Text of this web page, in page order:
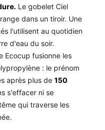
Le gobelet Ciel
dans un tiroir. Une
l'utilisent au quotidien
d'eau du soir.
Ecocup fusionne les
: le prénom
après plus de 150
s'effacer ni se
qui traverse les